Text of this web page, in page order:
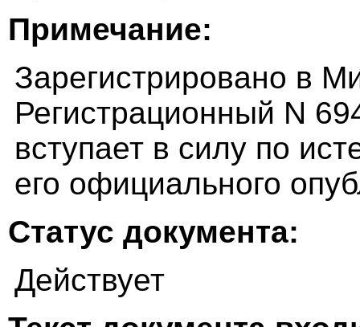
Примечание:
Зарегистрировано в
Регистрационный N
вступает в силу по
его официального
Статус документа:
Действует